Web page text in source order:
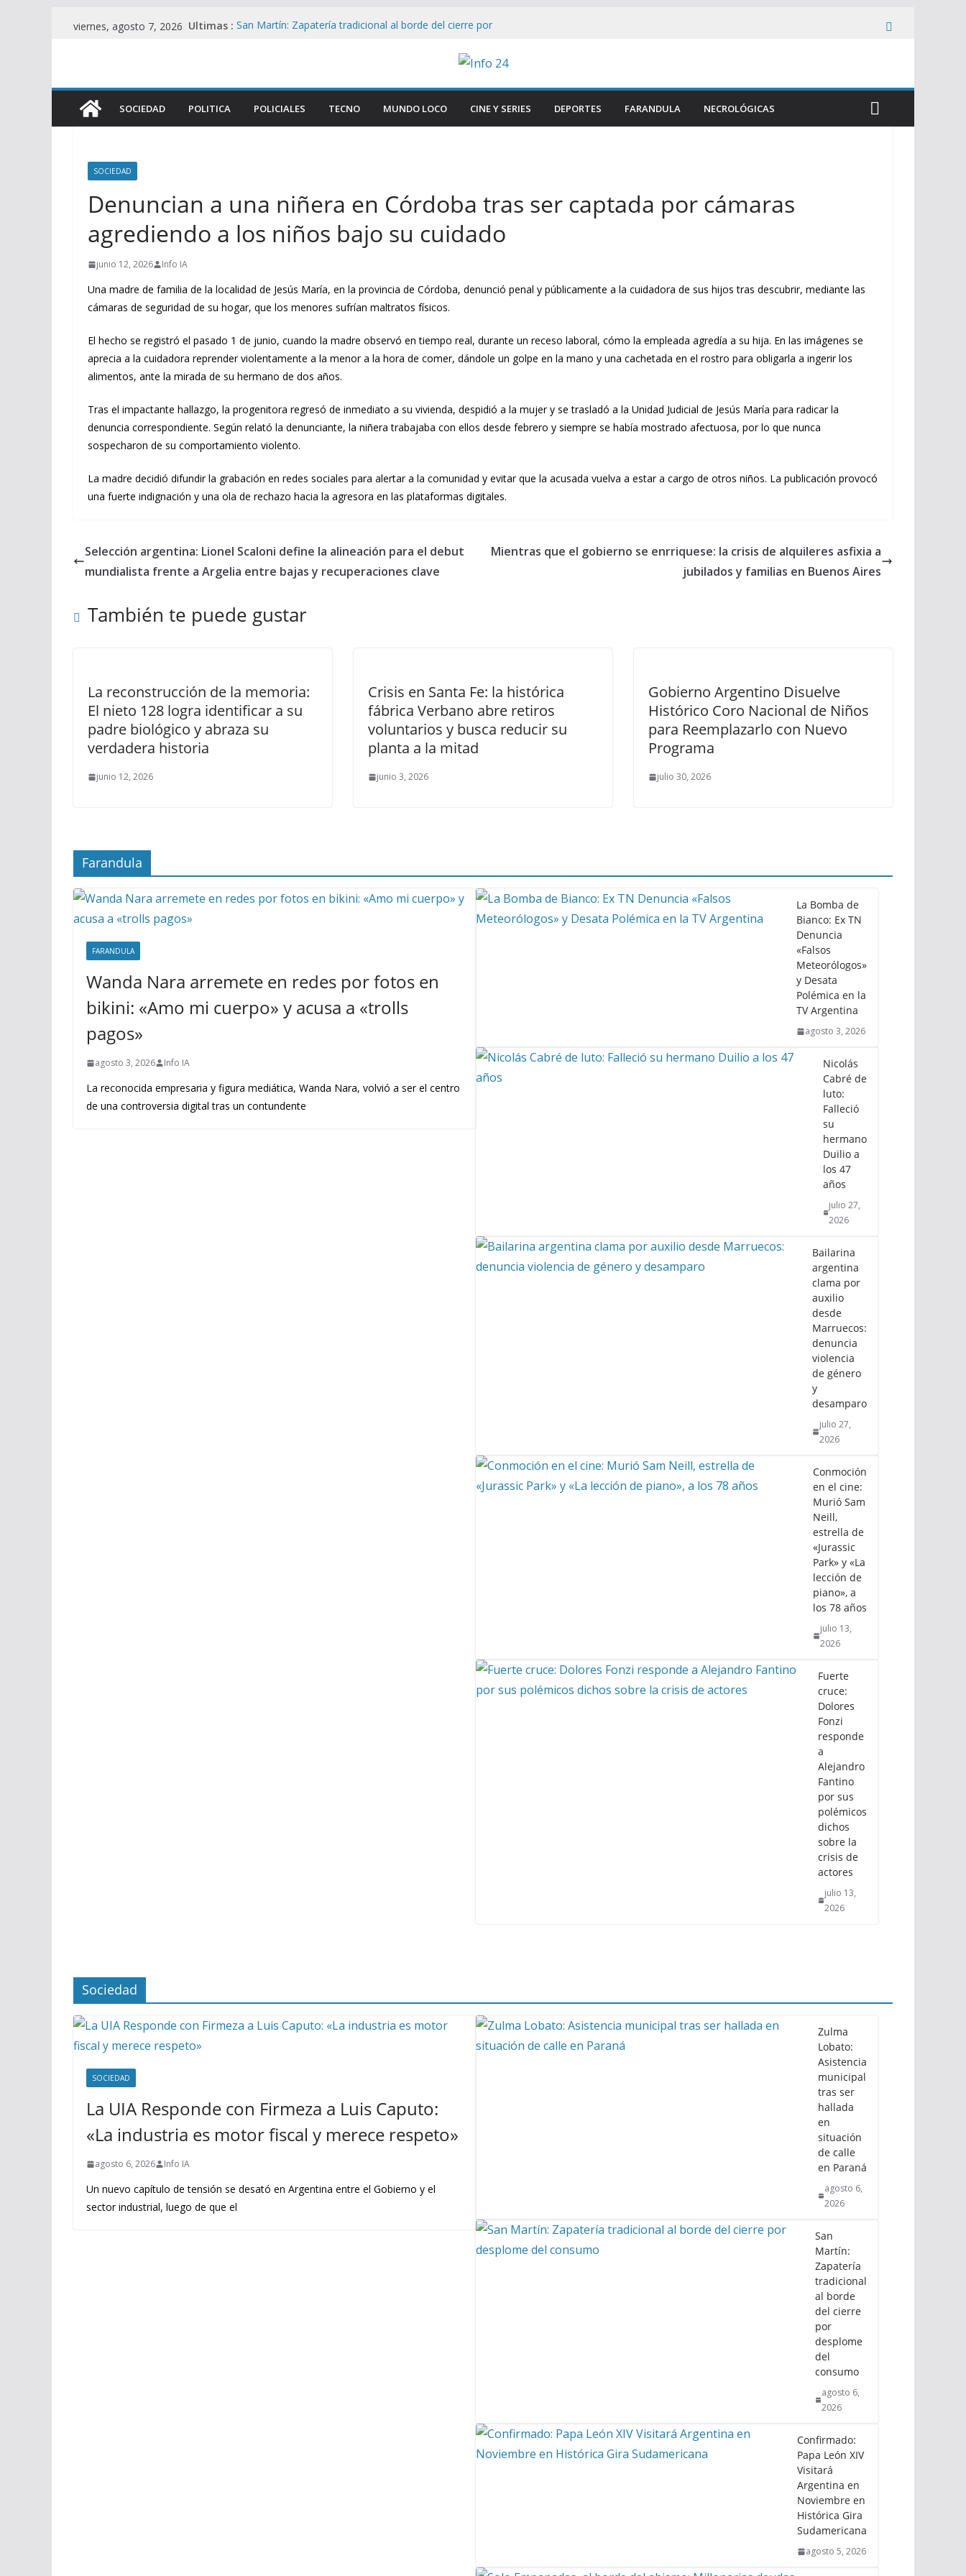
viernes, agosto 7, 2026 Ultimas : San Martín: Zapatería tradicional al borde del cierre por
La UIA Responde con Firmeza a Luis Caputo: «La industria es
Zulma Lobato: Asistencia municipal tras ser hallada en
situación de calle en Paraná
SOCIEDAD POLITICA POLICIALES TECNO MUNDO LOCO CINE Y SERIES DEPORTES FARANDULA NECROLÓGICAS
SOCIEDAD
Denuncian a una niñera en Córdoba tras ser captada por cámaras
agrediendo a los niños bajo su cuidado
junio 12, 2026 Info IA
Una madre de familia de la localidad de Jesús María, en la provincia de Córdoba, denunció penal y públicamente a la cuidadora de sus hijos tras descubrir, mediante las
cámaras de seguridad de su hogar, que los menores sufrían maltratos físicos.
El hecho se registró el pasado 1 de junio, cuando la madre observó en tiempo real, durante un receso laboral, cómo la empleada agredía a su hija. En las imágenes se
aprecia a la cuidadora reprender violentamente a la menor a la hora de comer, dándole un golpe en la mano y una cachetada en el rostro para obligarla a ingerir los
alimentos, ante la mirada de su hermano de dos años.
Tras el impactante hallazgo, la progenitora regresó de inmediato a su vivienda, despidió a la mujer y se trasladó a la Unidad Judicial de Jesús María para radicar la
denuncia correspondiente. Según relató la denunciante, la niñera trabajaba con ellos desde febrero y siempre se había mostrado afectuosa, por lo que nunca
sospecharon de su comportamiento violento.
La madre decidió difundir la grabación en redes sociales para alertar a la comunidad y evitar que la acusada vuelva a estar a cargo de otros niños. La publicación provocó
una fuerte indignación y una ola de rechazo hacia la agresora en las plataformas digitales.
Selección argentina: Lionel Scaloni define la alineación para el debut
mundialista frente a Argelia entre bajas y recuperaciones clave
Mientras que el gobierno se enrriquese: la crisis de alquileres asfixia a
jubilados y familias en Buenos Aires
También te puede gustar
La reconstrucción de la memoria:
El nieto 128 logra identificar a su
padre biológico y abraza su
verdadera historia
junio 12, 2026
Crisis en Santa Fe: la histórica
fábrica Verbano abre retiros
voluntarios y busca reducir su
planta a la mitad
junio 3, 2026
Gobierno Argentino Disuelve
Histórico Coro Nacional de Niños
para Reemplazarlo con Nuevo
Programa
julio 30, 2026
Farandula
FARANDULA
Wanda Nara arremete en redes por fotos en
bikini: «Amo mi cuerpo» y acusa a «trolls
pagos»
agosto 3, 2026 Info IA
La reconocida empresaria y figura mediática, Wanda Nara, volvió a ser el centro
de una controversia digital tras un contundente
La Bomba de
Bianco: Ex TN
Denuncia
«Falsos
Meteorólogos»
y Desata
Polémica en la
TV Argentina
agosto 3, 2026
Nicolás
Cabré de
luto:
Falleció
su
hermano
Duilio a
los 47
años
julio 27,
2026
Bailarina
argentina
clama por
auxilio
desde
Marruecos:
denuncia
violencia
de género
y
desamparo
julio 27,
2026
Conmoción
en el cine:
Murió Sam
Neill,
estrella de
«Jurassic
Park» y «La
lección de
piano», a
los 78 años
julio 13,
2026
Fuerte
cruce:
Dolores
Fonzi
responde
a
Alejandro
Fantino
por sus
polémicos
dichos
sobre la
crisis de
actores
julio 13,
2026
Sociedad
SOCIEDAD
La UIA Responde con Firmeza a Luis Caputo:
«La industria es motor fiscal y merece respeto»
agosto 6, 2026 Info IA
Un nuevo capítulo de tensión se desató en Argentina entre el Gobierno y el
sector industrial, luego de que el
Zulma
Lobato:
Asistencia
municipal
tras ser
hallada
en
situación
de calle
en Paraná
agosto 6,
2026
San
Martín:
Zapatería
tradicional
al borde
del cierre
por
desplome
del
consumo
agosto 6,
2026
Confirmado:
Papa León XIV
Visitará
Argentina en
Noviembre en
Histórica Gira
Sudamericana
agosto 5, 2026